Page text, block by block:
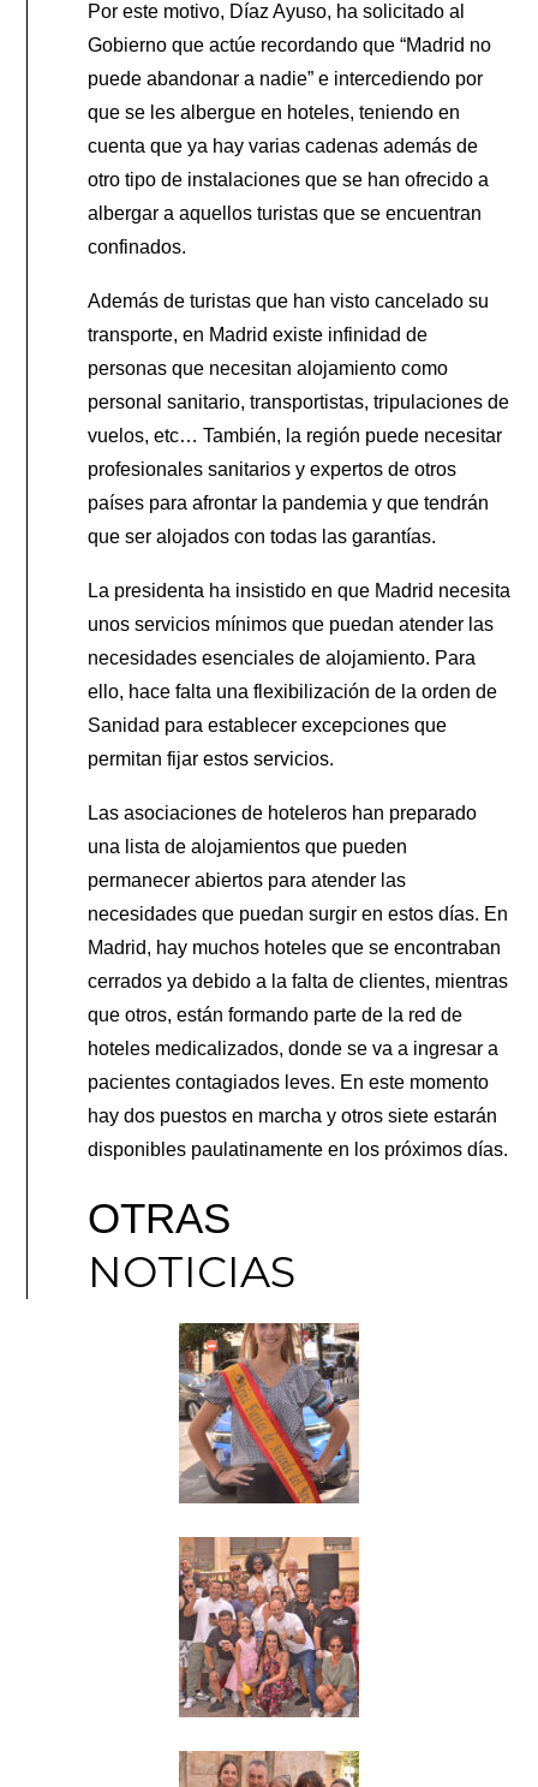
Por este motivo, Díaz Ayuso, ha solicitado al
Gobierno que actúe recordando que “Madrid no
puede abandonar a nadie” e intercediendo por
que se les albergue en hoteles, teniendo en
cuenta que ya hay varias cadenas además de
otro tipo de instalaciones que se han ofrecido a
albergar a aquellos turistas que se encuentran
confinados.
Además de turistas que han visto cancelado su
transporte, en Madrid existe infinidad de
personas que necesitan alojamiento como
personal sanitario, transportistas, tripulaciones de
vuelos, etc… También, la región puede necesitar
profesionales sanitarios y expertos de otros
países para afrontar la pandemia y que tendrán
que ser alojados con todas las garantías.
La presidenta ha insistido en que Madrid necesita
unos servicios mínimos que puedan atender las
necesidades esenciales de alojamiento. Para
ello, hace falta una flexibilización de la orden de
Sanidad para establecer excepciones que
permitan fijar estos servicios.
Las asociaciones de hoteleros han preparado
una lista de alojamientos que pueden
permanecer abiertos para atender las
necesidades que puedan surgir en estos días. En
Madrid, hay muchos hoteles que se encontraban
cerrados ya debido a la falta de clientes, mientras
que otros, están formando parte de la red de
hoteles medicalizados, donde se va a ingresar a
pacientes contagiados leves. En este momento
hay dos puestos en marcha y otros siete estarán
disponibles paulatinamente en los próximos días.
OTRAS
NOTICIAS